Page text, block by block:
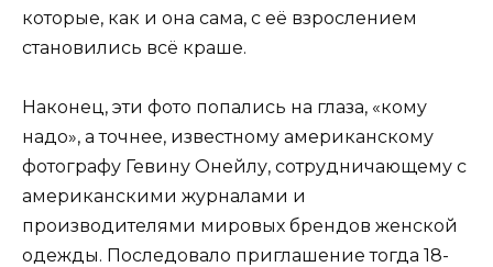
которые, как и она сама, с её взрослением
становились всё краше.
Наконец, эти фото попались на глаза, «кому
надо», а точнее, известному американскому
фотографу Гевину Онейлу, сотрудничающему с
американскими журналами и
производителями мировых брендов женской
одежды. Последовало приглашение тогда 18-